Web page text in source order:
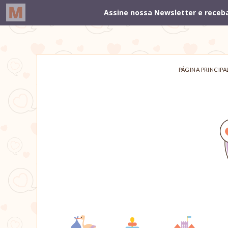
PÁGINA PRINCIPAL